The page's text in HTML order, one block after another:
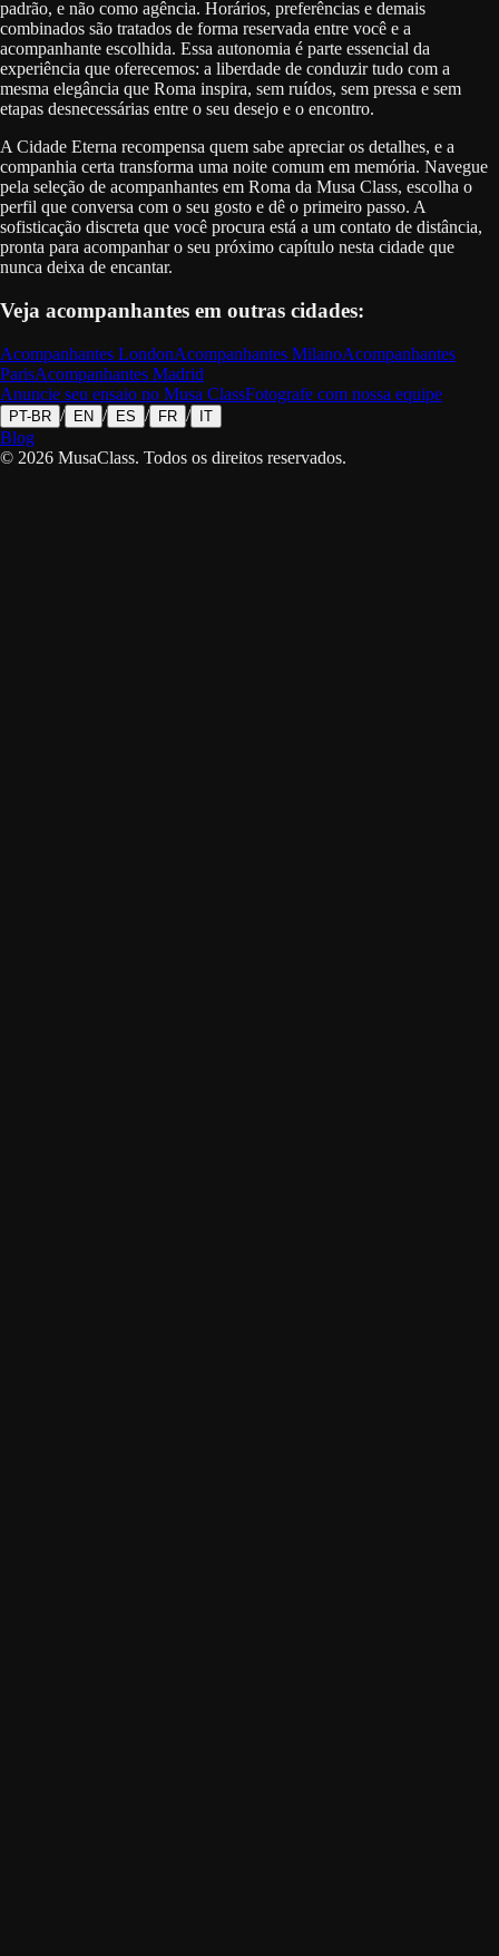
padrão, e não como agência. Horários, preferências e demais
combinados são tratados de forma reservada entre você e a
acompanhante escolhida. Essa autonomia é parte essencial da
experiência que oferecemos: a liberdade de conduzir tudo com a
mesma elegância que Roma inspira, sem ruídos, sem pressa e sem
etapas desnecessárias entre o seu desejo e o encontro.
A Cidade Eterna recompensa quem sabe apreciar os detalhes, e a
companhia certa transforma uma noite comum em memória. Navegue
pela seleção de acompanhantes em Roma da Musa Class, escolha o
perfil que conversa com o seu gosto e dê o primeiro passo. A
sofisticação discreta que você procura está a um contato de distância,
pronta para acompanhar o seu próximo capítulo nesta cidade que
nunca deixa de encantar.
Veja acompanhantes em outras cidades:
Acompanhantes LondonAcompanhantes MilanoAcompanhantes
ParisAcompanhantes Madrid
Anuncie seu ensaio no Musa ClassFotografe com nossa equipe
PT-BR / EN / ES / FR / IT
Blog
© 2026 MusaClass. Todos os direitos reservados.